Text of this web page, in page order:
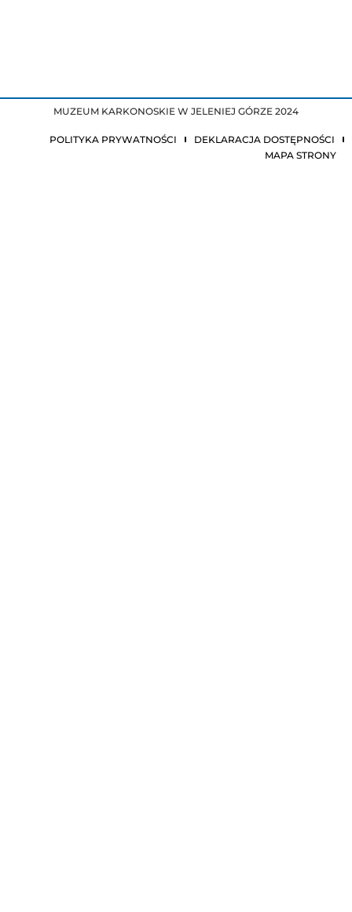
MUZEUM KARKONOSKIE W JELENIEJ GÓRZE 2024
POLITYKA PRYWATNOŚCI
DEKLARACJA DOSTĘPNOŚCI
MAPA STRONY